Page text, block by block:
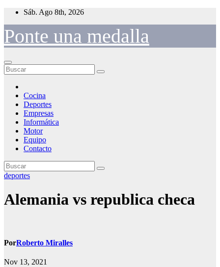
Saltar
contenido
Sáb. Ago 8th, 2026
Ponte una medalla
Cocina
Deportes
Empresas
Informática
Motor
Equipo
Contacto
deportes
Alemania vs republica checa
PorRoberto Miralles
Nov 13, 2021